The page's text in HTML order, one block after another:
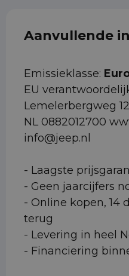
Aanvullende
Emissieklasse:
EU
Lemelerbergweg
NL 0882012700
info@jeep.nl
- Laagste
- Geen jaarcijfers
- Online kopen, 14
terug
- Levering in heel
- Financiering